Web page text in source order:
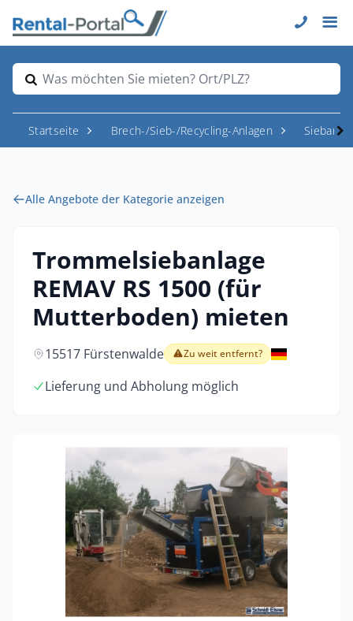
Was möchten Sie mieten? Ort/PLZ?
Startseite Brech-/Sieb-/Recycling-Anlagen
Alle Angebote der Kategorie anzeigen
Trommelsiebanlage
REMAV RS 1500 (für
Mutterboden) mieten
15517 Fürstenwalde Zu weit entfernt?
Lieferung und Abholung möglich